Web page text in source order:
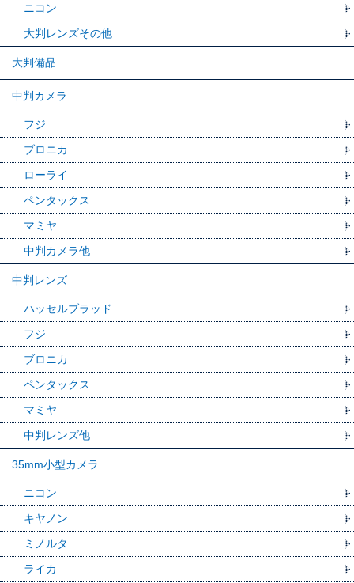
ニコン
大判レンズその他
大判備品
中判カメラ
フジ
ブロニカ
ローライ
ペンタックス
マミヤ
中判カメラ他
中判レンズ
ハッセルブラッド
フジ
ブロニカ
ペンタックス
マミヤ
中判レンズ他
35mm小型カメラ
ニコン
キヤノン
ミノルタ
ライカ